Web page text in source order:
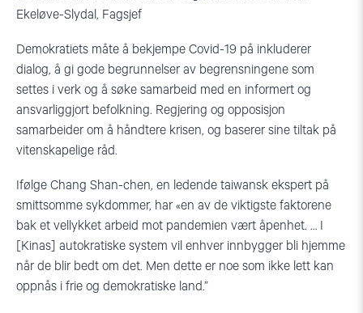
Ekeløve-Slydal, Fagsjef
Demokratiets måte å bekjempe Covid-19 på inkluderer
dialog, å gi gode begrunnelser av begrensningene som
settes i verk og å søke samarbeid med en informert og
ansvarliggjort befolkning. Regjering og opposisjon
samarbeider om å håndtere krisen, og baserer sine tiltak på
vitenskapelige råd.
Ifølge Chang Shan-chen, en ledende taiwansk ekspert på
smittsomme sykdommer, har «en av de viktigste faktorene
bak et vellykket arbeid mot pandemien vært åpenhet. … I
[Kinas] autokratiske system vil enhver innbygger bli hjemme
når de blir bedt om det. Men dette er noe som ikke lett kan
oppnås i frie og demokratiske land.”